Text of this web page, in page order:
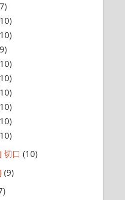
切口 (10)
(9)